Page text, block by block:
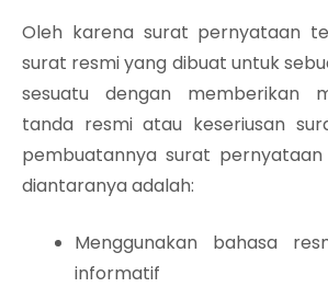
Oleh karena surat pernyataan
surat resmi yang dibuat untuk
sesuatu dengan memberikan
tanda resmi atau keseriusan
pembuatannya surat
diantaranya adalah:
Menggunakan bahasa
informatif